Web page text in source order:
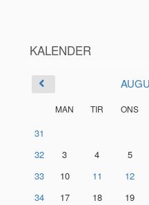
KALENDER
MAN TIR ONS
31
32
3 4 5
33
10 11 12
34
17 18 19